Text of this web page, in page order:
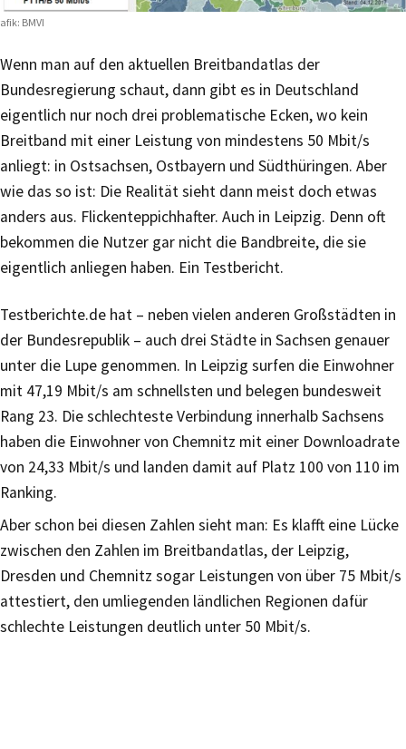
BMVI
Wenn man auf den aktuellen Breitbandatlas der
Bundesregierung schaut, dann gibt es in Deutschland
eigentlich nur noch drei problematische Ecken, wo kein
Breitband mit einer Leistung von mindestens 50 Mbit/s
anliegt: in Ostsachsen, Ostbayern und Südthüringen. Aber
wie das so ist: Die Realität sieht dann meist doch etwas
anders aus. Flickenteppichhafter. Auch in Leipzig. Denn oft
bekommen die Nutzer gar nicht die Bandbreite, die sie
eigentlich anliegen haben. Ein Testbericht.
Testberichte.de hat – neben vielen anderen Großstädten in
der Bundesrepublik – auch drei Städte in Sachsen genauer
unter die Lupe genommen. In Leipzig surfen die Einwohner
mit 47,19 Mbit/s am schnellsten und belegen bundesweit
Rang 23. Die schlechteste Verbindung innerhalb Sachsens
haben die Einwohner von Chemnitz mit einer Downloadrate
von 24,33 Mbit/s und landen damit auf Platz 100 von 110 im
Ranking.
Aber schon bei diesen Zahlen sieht man: Es klafft eine Lücke
zwischen den Zahlen im Breitbandatlas, der Leipzig,
Dresden und Chemnitz sogar Leistungen von über 75 Mbit/s
attestiert, den umliegenden ländlichen Regionen dafür
schlechte Leistungen deutlich unter 50 Mbit/s.